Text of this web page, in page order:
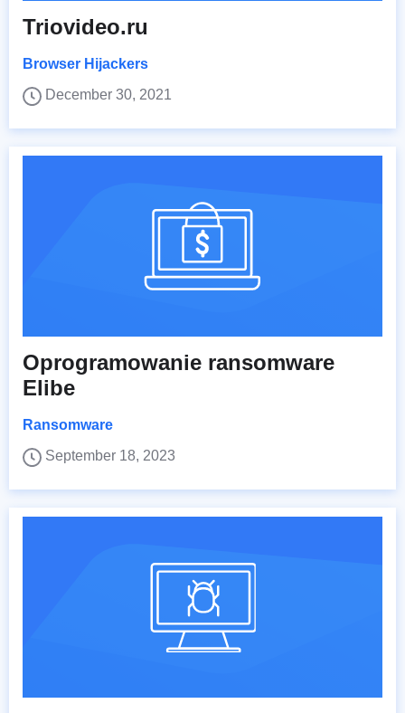
Triovideo.ru
Browser Hijackers
December 30, 2021
Oprogramowanie ransomware
Elibe
Ransomware
September 18, 2023